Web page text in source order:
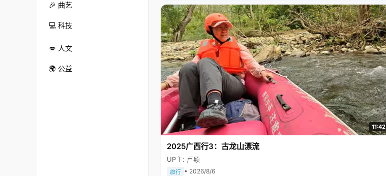
🎉 曲艺
💻 科技
💋 人文
🌍 公益
11:42
2025广西行3：古龙山漂流
UP主: 卢颖
旅行 • 2026/8/6